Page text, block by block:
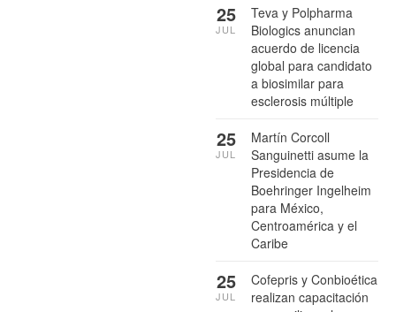
Teva y Polpharma
Biologics anuncian
acuerdo de licencia
global para candidato
a biosimilar para
esclerosis múltiple
25
JUL
Martín Corcoll
Sanguinetti asume la
Presidencia de
Boehringer Ingelheim
para México,
Centroamérica y el
Caribe
25
JUL
Cofepris y Conbioética
realizan capacitación
25
JUL